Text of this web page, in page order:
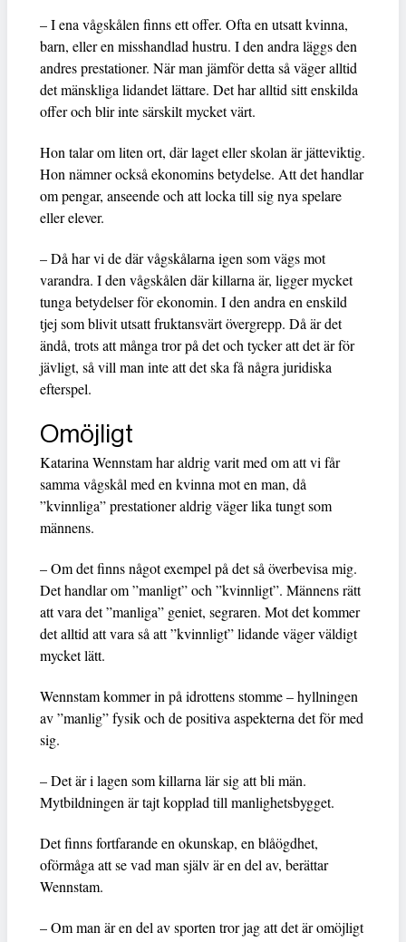
– I ena vågskålen finns ett offer. Ofta en utsatt kvinna,
barn, eller en misshandlad hustru. I den andra läggs den
andres prestationer. När man jämför detta så väger alltid
det mänskliga lidandet lättare. Det har alltid sitt enskilda
offer och blir inte särskilt mycket värt.
Hon talar om liten ort, där laget eller skolan är jätteviktig.
Hon nämner också ekonomins betydelse. Att det handlar
om pengar, anseende och att locka till sig nya spelare
eller elever.
– Då har vi de där vågskålarna igen som vägs mot
varandra. I den vågskålen där killarna är, ligger mycket
tunga betydelser för ekonomin. I den andra en enskild
tjej som blivit utsatt fruktansvärt övergrepp. Då är det
ändå, trots att många tror på det och tycker att det är för
jävligt, så vill man inte att det ska få några juridiska
efterspel.
Omöjligt
Katarina Wennstam har aldrig varit med om att vi får
samma vågskål med en kvinna mot en man, då
”kvinnliga” prestationer aldrig väger lika tungt som
männens.
– Om det finns något exempel på det så överbevisa mig.
Det handlar om ”manligt” och ”kvinnligt”. Männens rätt
att vara det ”manliga” geniet, segraren. Mot det kommer
det alltid att vara så att ”kvinnligt” lidande väger väldigt
mycket lätt.
Wennstam kommer in på idrottens stomme – hyllningen
av ”manlig” fysik och de positiva aspekterna det för med
sig.
– Det är i lagen som killarna lär sig att bli män.
Mytbildningen är tajt kopplad till manlighetsbygget.
Det finns fortfarande en okunskap, en blåögdhet,
oförmåga att se vad man själv är en del av, berättar
Wennstam.
– Om man är en del av sporten tror jag att det är omöjligt